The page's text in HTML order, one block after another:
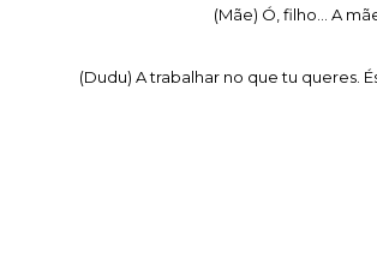
(Mãe) Ó, filho... A
(Dudu) A trabalhar no que tu queres.